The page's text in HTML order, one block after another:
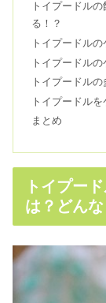
トイプードル
る！？
トイプードル
トイプードル
トイプードル
トイプードル
まとめ
トイプー
は？どん